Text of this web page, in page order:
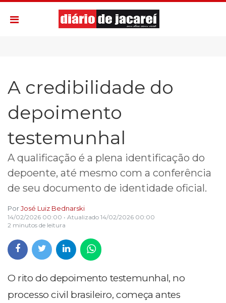
A credibilidade do
depoimento
testemunhal
A qualificação é a plena identificação do
depoente, até mesmo com a conferência
de seu documento de identidade oficial.
PorJosé Luiz Bednarski
14/02/2026 00:00 • Atualizado 14/02/2026 00:00
2 minutos de leitura
O rito do depoimento testemunhal, no
processo civil brasileiro, começa antes